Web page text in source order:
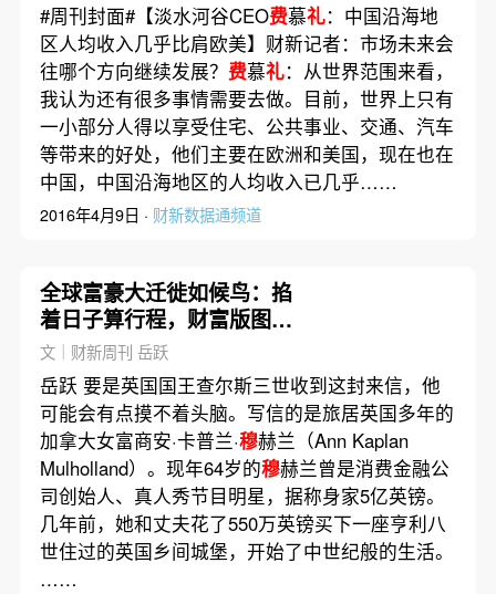
#周刊封面#【淡水河谷CEO费慕礼：中国沿海地
区人均收入几乎比肩欧美】财新记者：市场未来会
往哪个方向继续发展？ 费慕礼：从世界范围来看，
我认为还有很多事情需要去做。目前，世界上只有
一小部分人得以享受住宅、公共事业、交通、汽车
等带来的好处，他们主要在欧洲和美国，现在也在
中国，中国沿海地区的人均收入已几乎……
2016年4月9日 · 财新数据通频道
全球富豪大迁徙如候鸟：掐
着日子算行程，财富版图重
构｜深度解析
文｜财新周刊 岳跃
岳跃 要是英国国王查尔斯三世收到这封来信，他
可能会有点摸不着头脑。写信的是旅居英国多年的
加拿大女富商安·卡普兰·穆赫兰（Ann Kaplan
Mulholland）。现年64岁的穆赫兰曾是消费金融公
司创始人、真人秀节目明星，据称身家5亿英镑。
几年前，她和丈夫花了550万英镑买下一座亨利八
世住过的英国乡间城堡，开始了中世纪般的生活。
……